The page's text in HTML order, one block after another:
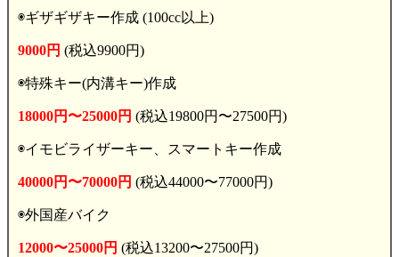
◉ギザギザキー作成 (100cc以上)
9000円 (税込9900円)
◉特殊キー(内溝キー)作成
18000円〜25000円 (税込19800円〜27500円)
◉イモビライザーキー、スマートキー作成
40000円〜70000円 (税込44000〜77000円)
◉外国産バイク
12000〜25000円 (税込13200〜27500円)